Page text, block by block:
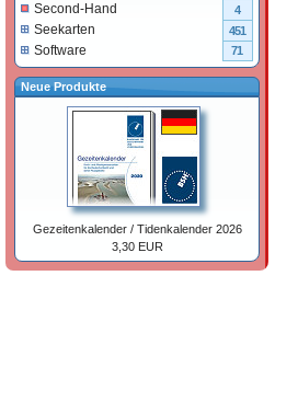
Second-Hand 4
Seekarten 451
Software 71
Neue Produkte
Gezeitenkalender / Tidenkalender 2026
3,30 EUR